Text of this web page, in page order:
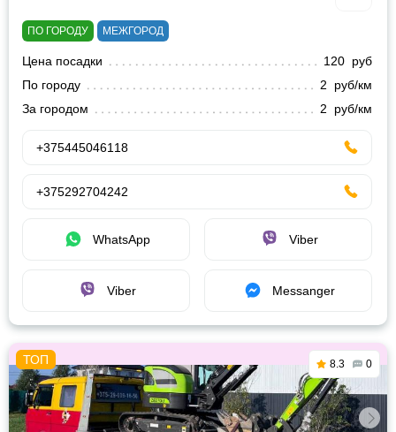
ПО ГОРОДУ МЕЖГОРОД
Цена посадки
120 руб
По городу
2 руб/км
За городом
2 руб/км
+375445046118
+375292704242
WhatsApp Viber
Viber Messanger
8.3 0